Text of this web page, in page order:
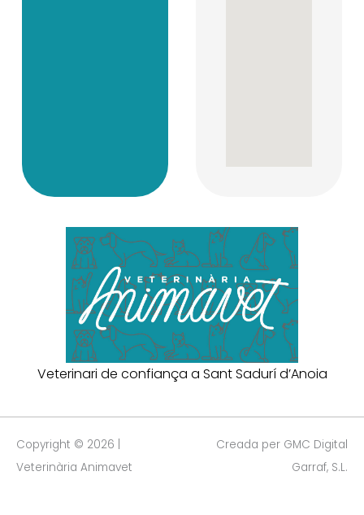
Veterinari de confiança a Sant Sadurí d’Anoia
Copyright © 2026 |
Veterinària Animavet
Creada per GMC Digital
Garraf, S.L.